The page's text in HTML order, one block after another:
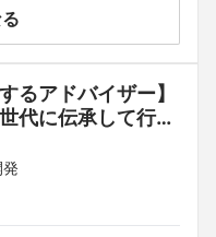
るアドバイザー】
代に伝承して行き